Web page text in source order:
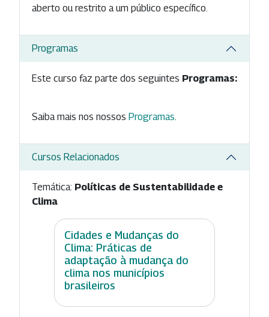
aberto ou restrito a um público específico.
Programas
Este curso faz parte dos seguintes Programas:
Saiba mais nos nossos Programas
Cursos Relacionados
Temática: Políticas de Sustentabilidade e
Clima
Cidades e Mudanças do
Clima: Práticas de
adaptação à mudança do
clima nos municípios
brasileiros